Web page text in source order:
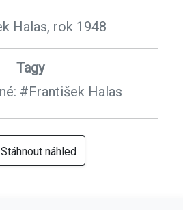
Halas, rok 1948
Tagy
#František Halas
náhled